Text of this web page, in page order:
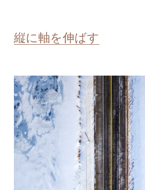
縦に軸を伸ばす